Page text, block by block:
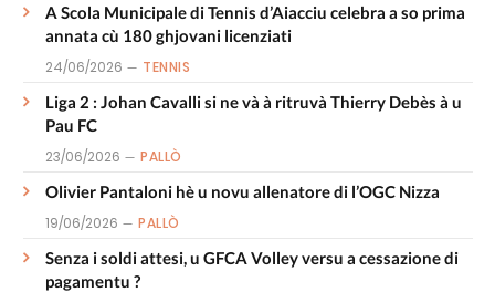
A Scola Municipale di Tennis d’Aiacciu celebra a so prima
annata cù 180 ghjovani licenziati
24/06/2026 TENNIS
Liga 2 : Johan Cavalli si ne và à ritruvà Thierry Debès à u
Pau FC
23/06/2026 PALLÒ
Olivier Pantaloni hè u novu allenatore di l’OGC Nizza
19/06/2026 PALLÒ
Senza i soldi attesi, u GFCA Volley versu a cessazione di
pagamentu ?